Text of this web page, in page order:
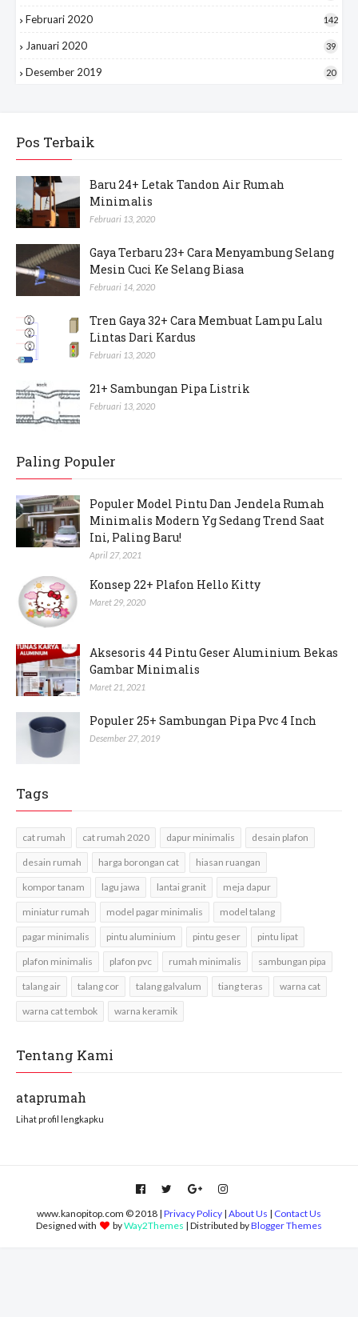
Februari 2020 142
Januari 2020 39
Desember 2019 20
Pos Terbaik
Baru 24+ Letak Tandon Air Rumah
Minimalis
Februari 13, 2020
Gaya Terbaru 23+ Cara Menyambung Selang
Mesin Cuci Ke Selang Biasa
Februari 14, 2020
Tren Gaya 32+ Cara Membuat Lampu Lalu
Lintas Dari Kardus
Februari 13, 2020
21+ Sambungan Pipa Listrik
Februari 13, 2020
Paling Populer
Populer Model Pintu Dan Jendela Rumah
Minimalis Modern Yg Sedang Trend Saat
Ini, Paling Baru!
April 27, 2021
Konsep 22+ Plafon Hello Kitty
Maret 29, 2020
Aksesoris 44 Pintu Geser Aluminium Bekas
Gambar Minimalis
Maret 21, 2021
Populer 25+ Sambungan Pipa Pvc 4 Inch
Desember 27, 2019
Tags
cat rumah cat rumah 2020 dapur minimalis desain plafon
desain rumah harga borongan cat hiasan ruangan
kompor tanam lagu jawa lantai granit meja dapur
miniatur rumah model pagar minimalis model talang
pagar minimalis pintu aluminium pintu geser pintu lipat
plafon minimalis plafon pvc rumah minimalis sambungan pipa
talang air talang cor talang galvalum tiang teras warna cat
warna cat tembok warna keramik
Tentang Kami
ataprumah
Lihat profil lengkapku
www.kanopitop.com © 2018 | Privacy Policy | About Us | Contact Us
Designed with
byWay2Themes | Distributed byBlogger Themes